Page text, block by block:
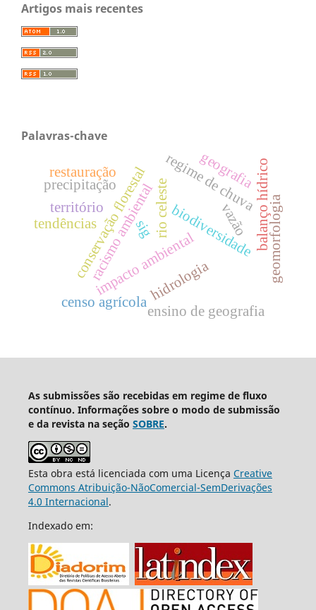
Artigos mais recentes
Palavras-chave
conservação florestal
impacto ambiental
censo agrícola
biodiversidade
rio celeste
tendências
precipitação
vazãobalanço hídricogeomorfologia
hidrologia
regime de chuva
território
ensino de geografia
restauração
racismo ambiental
geografia
sig
As submissões são recebidas em regime de fluxo
contínuo. Informações sobre o modo de submissão
e da revista na seção SOBRE.
Esta obra está licenciada com uma Licença Creative
Commons Atribuição-NãoComercial-SemDerivações
4.0 Internacional.
Indexado em: